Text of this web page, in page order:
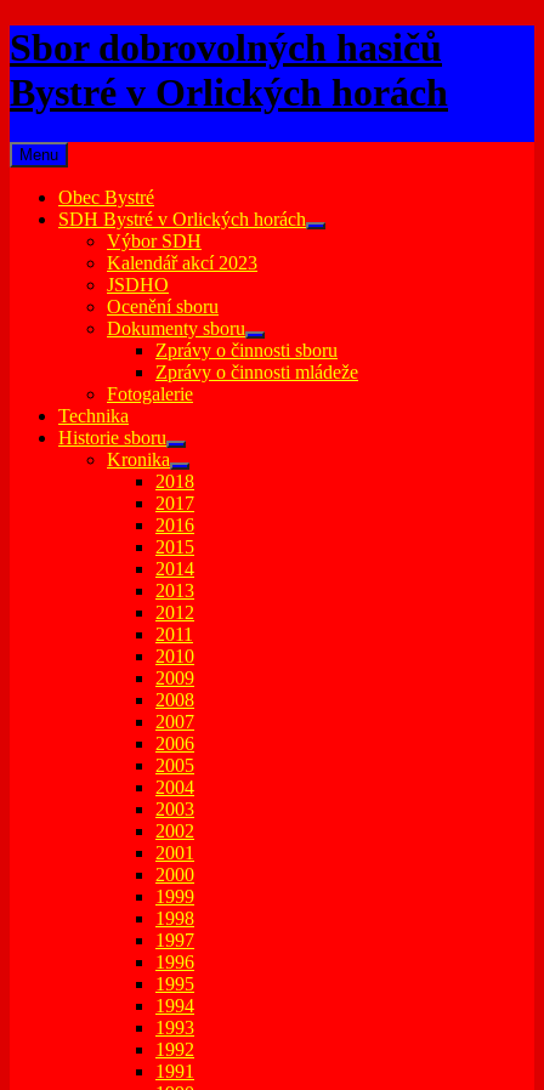
Skip
to
content
Sbor dobrovolných hasičů
Bystré v Orlických horách
Menu
Obec Bystré
SDH Bystré v Orlických horách
expand
Výbor SDH
Kalendář akcí 2023
JSDHO
Ocenění sboru
Dokumenty sboru
expand
child
menu
Zprávy o činnosti sboru
Zprávy o činnosti mládeže
Fotogalerie
Technika
Historie sboru
expand
child
menu
Kronika
expand
child
menu
2018
2017
2016
2015
2014
2013
2012
2011
2010
2009
2008
2007
2006
2005
2004
2003
2002
2001
2000
1999
1998
1997
1996
1995
1994
1993
1992
1991